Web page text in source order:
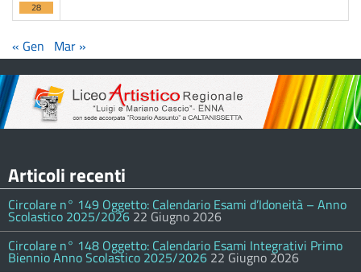
28
« Gen Mar »
Articoli recenti
Circolare n° 149 Oggetto: Calendario Esami d’Idoneità – Anno
Scolastico 2025/2026 22 Giugno 2026
Circolare n° 148 Oggetto: Calendario Esami Integrativi Primo
Biennio Anno Scolastico 2025/2026 22 Giugno 2026